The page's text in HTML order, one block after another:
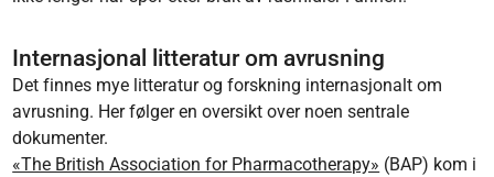
Internasjonal litteratur om avrusning
Det finnes mye litteratur og forskning internasjonalt om
avrusning. Her følger en oversikt over noen sentrale
dokumenter.
«The British Association for Pharmacotherapy» (BAP) kom i